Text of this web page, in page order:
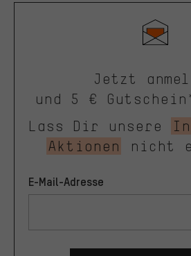
Jetzt
und 5 €
Lass Dir unsere
Aktionen
nicht
E-Mail-Adresse